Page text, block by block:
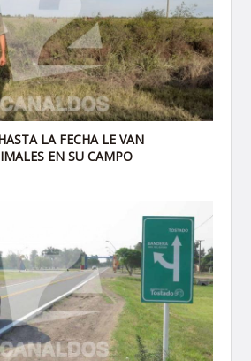
LA FECHA LE VAN
EN SU CAMPO